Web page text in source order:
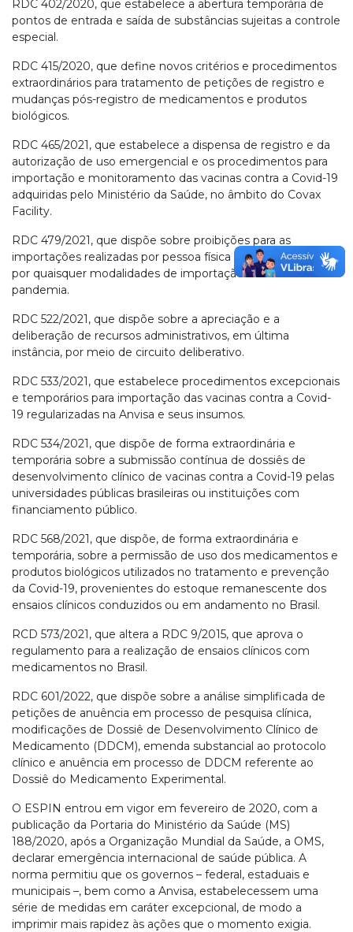
RDC 402/2020, que estabelece a abertura temporária de
pontos de entrada e saída de substâncias sujeitas a controle
especial.
RDC 415/2020, que define novos critérios e procedimentos
extraordinários para tratamento de petições de registro e
mudanças pós-registro de medicamentos e produtos
biológicos.
RDC 465/2021, que estabelece a dispensa de registro e da
autorização de uso emergencial e os procedimentos para
importação e monitoramento das vacinas contra a Covid-19
adquiridas pelo Ministério da Saúde, no âmbito do Covax
Facility.
RDC 479/2021, que dispõe sobre proibições para as
importações realizadas por pessoa física para uso próprio
por quaisquer modalidades de importação durante a
pandemia.
RDC 522/2021, que dispõe sobre a apreciação e a
deliberação de recursos administrativos, em última
instância, por meio de circuito deliberativo.
RDC 533/2021, que estabelece procedimentos excepcionais
e temporários para importação das vacinas contra a Covid-
19 regularizadas na Anvisa e seus insumos.
RDC 534/2021, que dispõe de forma extraordinária e
temporária sobre a submissão contínua de dossiês de
desenvolvimento clínico de vacinas contra a Covid-19 pelas
universidades públicas brasileiras ou instituições com
financiamento público.
RDC 568/2021, que dispõe, de forma extraordinária e
temporária, sobre a permissão de uso dos medicamentos e
produtos biológicos utilizados no tratamento e prevenção
da Covid-19, provenientes do estoque remanescente dos
ensaios clínicos conduzidos ou em andamento no Brasil.
RCD 573/2021, que altera a RDC 9/2015, que aprova o
regulamento para a realização de ensaios clínicos com
medicamentos no Brasil.
RDC 601/2022, que dispõe sobre a análise simplificada de
petições de anuência em processo de pesquisa clínica,
modificações de Dossiê de Desenvolvimento Clínico de
Medicamento (DDCM), emenda substancial ao protocolo
clínico e anuência em processo de DDCM referente ao
Dossiê do Medicamento Experimental.
O ESPIN entrou em vigor em fevereiro de 2020, com a
publicação da Portaria do Ministério da Saúde (MS)
188/2020, após a Organização Mundial da Saúde, a OMS,
declarar emergência internacional de saúde pública. A
norma permitiu que os governos – federal, estaduais e
municipais –, bem como a Anvisa, estabelecessem uma
série de medidas em caráter excepcional, de modo a
imprimir mais rapidez às ações que o momento exigia.